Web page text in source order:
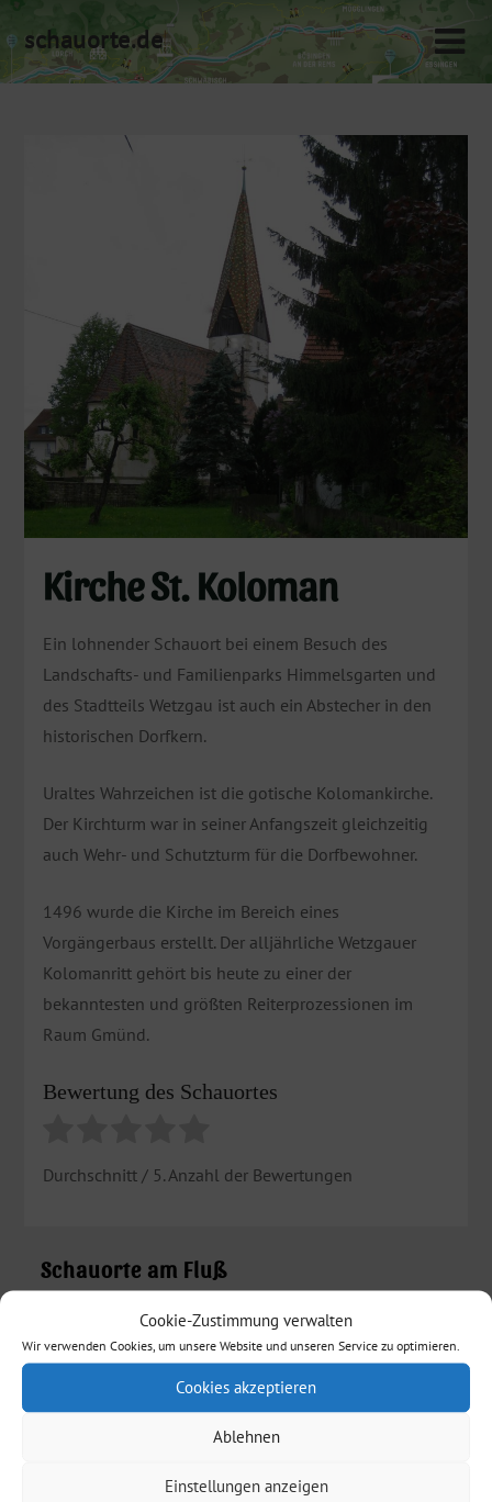
Cookie-Zustimmung verwalten
Wir verwenden Cookies, um unsere Website und unseren Service zu optimieren.
Cookies akzeptieren
Ablehnen
Einstellungen anzeigen
to
content
schauorte.de
Kirche St. Koloman
Ein lohnender Schauort bei einem Besuch des
Landschafts- und Familienparks Himmelsgarten und
des Stadtteils Wetzgau ist auch ein Abstecher in den
historischen Dorfkern.
Uraltes Wahrzeichen ist die gotische Kolomankirche.
Der Kirchturm war in seiner Anfangszeit gleichzeitig
auch Wehr- und Schutzturm für die Dorfbewohner.
1496 wurde die Kirche im Bereich eines
Vorgängerbaus erstellt. Der alljährliche Wetzgauer
Kolomanritt gehört bis heute zu einer der
bekanntesten und größten Reiterprozessionen im
Raum Gmünd.
Bewertung des Schauortes
Durchschnitt / 5. Anzahl der Bewertungen
Schauorte am Fluß
Mögglingen
Böbingen an der Rems